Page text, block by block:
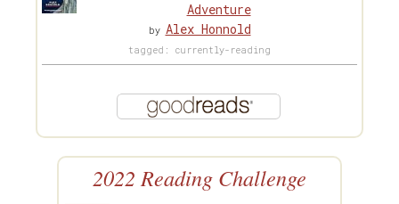
Adventure
by Alex Honnold
tagged: currently-reading
2022 Reading Challenge